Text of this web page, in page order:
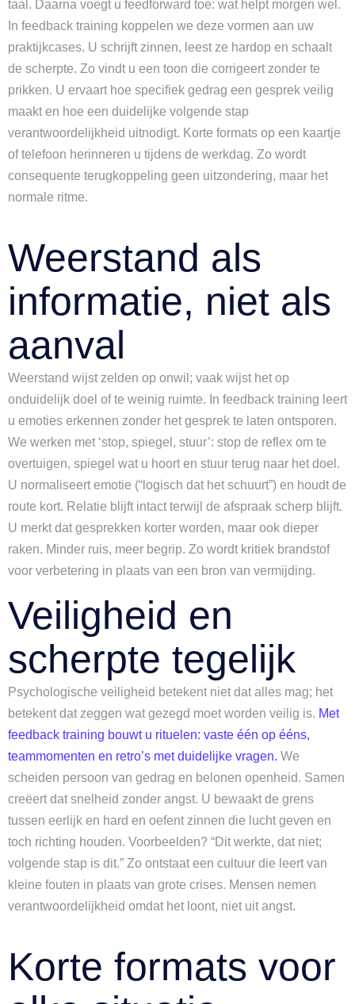
taal. Daarna voegt u feedforward toe: wat helpt morgen wel.
In feedback training koppelen we deze vormen aan uw
praktijkcases. U schrijft zinnen, leest ze hardop en schaalt
de scherpte. Zo vindt u een toon die corrigeert zonder te
prikken. U ervaart hoe specifiek gedrag een gesprek veilig
maakt en hoe een duidelijke volgende stap
verantwoordelijkheid uitnodigt. Korte formats op een kaartje
of telefoon herinneren u tijdens de werkdag. Zo wordt
consequente terugkoppeling geen uitzondering, maar het
normale ritme.
Weerstand als
informatie, niet als
aanval
Weerstand wijst zelden op onwil; vaak wijst het op
onduidelijk doel of te weinig ruimte. In feedback training leert
u emoties erkennen zonder het gesprek te laten ontsporen.
We werken met ‘stop, spiegel, stuur’: stop de reflex om te
overtuigen, spiegel wat u hoort en stuur terug naar het doel.
U normaliseert emotie (“logisch dat het schuurt”) en houdt de
route kort. Relatie blijft intact terwijl de afspraak scherp blijft.
U merkt dat gesprekken korter worden, maar ook dieper
raken. Minder ruis, meer begrip. Zo wordt kritiek brandstof
voor verbetering in plaats van een bron van vermijding.
Veiligheid en
scherpte tegelijk
Psychologische veiligheid betekent niet dat alles mag; het
betekent dat zeggen wat gezegd moet worden veilig is. Met
feedback training bouwt u rituelen: vaste één op ééns,
teammomenten en retro’s met duidelijke vragen. We
scheiden persoon van gedrag en belonen openheid. Samen
creëert dat snelheid zonder angst. U bewaakt de grens
tussen eerlijk en hard en oefent zinnen die lucht geven en
toch richting houden. Voorbeelden? “Dit werkte, dat niet;
volgende stap is dit.” Zo ontstaat een cultuur die leert van
kleine fouten in plaats van grote crises. Mensen nemen
verantwoordelijkheid omdat het loont, niet uit angst.
Korte formats voor